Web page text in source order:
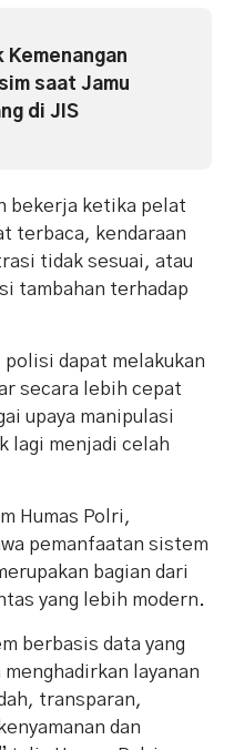
Kemenangan
saat Jamu
di JIS
bekerja ketika pelat
terbaca, kendaraan
tidak sesuai, atau
tambahan terhadap
dapat melakukan
secara lebih cepat
upaya manipulasi
lagi menjadi celah
Humas Polri,
pemanfaatan sistem
bagian dari
yang lebih modern.
berbasis data yang
layanan
transparan,
dan